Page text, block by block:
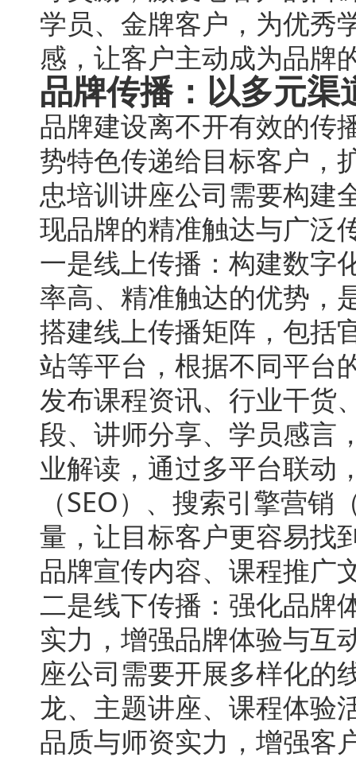
学员、金牌客户，为优秀
感，让客户主动成为品牌
品牌传播：以多元渠
品牌建设离不开有效的传
势特色传递给目标客户，
忠培训讲座公司需要构建
现品牌的精准触达与广泛
一是线上传播：构建数字
率高、精准触达的优势，
搭建线上传播矩阵，包括
站等平台，根据不同平台
发布课程资讯、行业干货
段、讲师分享、学员感言
业解读，通过多平台联动
（SEO）、搜索引擎营
量，让目标客户更容易找
品牌宣传内容、课程推广
二是线下传播：强化品牌
实力，增强品牌体验与互
座公司需要开展多样化的
龙、主题讲座、课程体验
品质与师资实力，增强客